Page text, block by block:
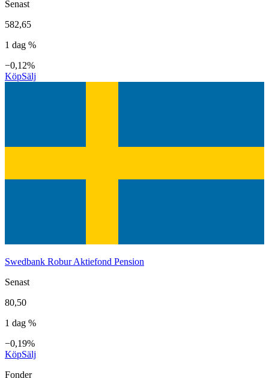
Senast
582,65
1 dag %
−0,12%
KöpSälj
Swedbank Robur Aktiefond Pension
Senast
80,50
1 dag %
−0,19%
KöpSälj
Fonder